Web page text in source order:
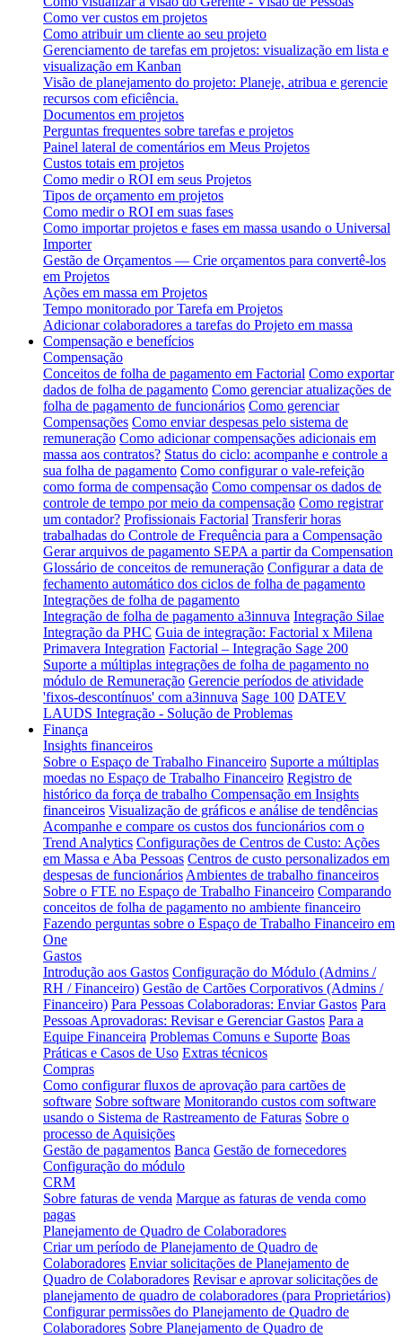
Como ver custos em projetos
Como atribuir um cliente ao seu projeto
Gerenciamento de tarefas em projetos: visualização em lista e
visualização em Kanban
Visão de planejamento do projeto: Planeje, atribua e gerencie
recursos com eficiência.
Documentos em projetos
Perguntas frequentes sobre tarefas e projetos
Painel lateral de comentários em Meus Projetos
Custos totais em projetos
Como medir o ROI em seus Projetos
Tipos de orçamento em projetos
Como medir o ROI em suas fases
Como importar projetos e fases em massa usando o Universal
Importer
Gestão de Orçamentos — Crie orçamentos para convertê-los
em Projetos
Ações em massa em Projetos
Tempo monitorado por Tarefa em Projetos
Adicionar colaboradores a tarefas do Projeto em massa
Compensação e benefícios
Compensação
Conceitos de folha de pagamento em Factorial Como exportar
dados de folha de pagamento Como gerenciar atualizações de
folha de pagamento de funcionários Como gerenciar
Compensações Como enviar despesas pelo sistema de
remuneração Como adicionar compensações adicionais em
massa aos contratos? Status do ciclo: acompanhe e controle a
sua folha de pagamento Como configurar o vale-refeição
como forma de compensação Como compensar os dados de
controle de tempo por meio da compensação Como registrar
um contador? Profissionais Factorial Transferir horas
trabalhadas do Controle de Frequência para a Compensação
Gerar arquivos de pagamento SEPA a partir da Compensation
Glossário de conceitos de remuneração Configurar a data de
fechamento automático dos ciclos de folha de pagamento
Integrações de folha de pagamento
Integração de folha de pagamento a3innuva Integração Silae
Integração da PHC Guia de integração: Factorial x Milena
Primavera Integration Factorial – Integração Sage 200
Suporte a múltiplas integrações de folha de pagamento no
módulo de Remuneração Gerencie períodos de atividade
'fixos-descontínuos' com a3innuva Sage 100 DATEV
LAUDS Integração - Solução de Problemas
Finança
Insights financeiros
Sobre o Espaço de Trabalho Financeiro Suporte a múltiplas
moedas no Espaço de Trabalho Financeiro Registro de
histórico da força de trabalho Compensação em Insights
financeiros Visualização de gráficos e análise de tendências
Acompanhe e compare os custos dos funcionários com o
Trend Analytics Configurações de Centros de Custo: Ações
em Massa e Aba Pessoas Centros de custo personalizados em
despesas de funcionários Ambientes de trabalho financeiros
Sobre o FTE no Espaço de Trabalho Financeiro Comparando
conceitos de folha de pagamento no ambiente financeiro
Fazendo perguntas sobre o Espaço de Trabalho Financeiro em
One
Gastos
Introdução aos Gastos Configuração do Módulo (Admins /
RH / Financeiro) Gestão de Cartões Corporativos (Admins /
Financeiro) Para Pessoas Colaboradoras: Enviar Gastos Para
Pessoas Aprovadoras: Revisar e Gerenciar Gastos Para a
Equipe Financeira Problemas Comuns e Suporte Boas
Práticas e Casos de Uso Extras técnicos
Compras
Como configurar fluxos de aprovação para cartões de
software Sobre software Monitorando custos com software
usando o Sistema de Rastreamento de Faturas Sobre o
processo de Aquisições
Gestão de pagamentos Banca Gestão de fornecedores
Configuração do módulo
CRM
Sobre faturas de venda Marque as faturas de venda como
pagas
Planejamento de Quadro de Colaboradores
Criar um período de Planejamento de Quadro de
Colaboradores Enviar solicitações de Planejamento de
Quadro de Colaboradores Revisar e aprovar solicitações de
planejamento de quadro de colaboradores (para Proprietários)
Configurar permissões do Planejamento de Quadro de
Colaboradores Sobre Planejamento de Quadro de